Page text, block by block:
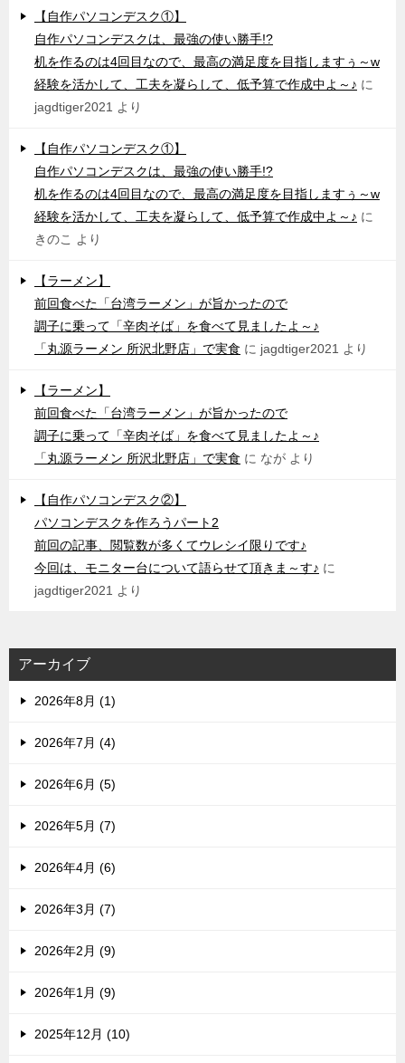
【自作パソコンデスク①】
自作パソコンデスクは、最強の使い勝手!?
机を作るのは4回目なので、最高の満足度を目指しますぅ～w
経験を活かして、工夫を凝らして、低予算で作成中よ～♪ に
jagdtiger2021 より
【自作パソコンデスク①】
自作パソコンデスクは、最強の使い勝手!?
机を作るのは4回目なので、最高の満足度を目指しますぅ～w
経験を活かして、工夫を凝らして、低予算で作成中よ～♪ に
きのこ より
【ラーメン】
前回食べた「台湾ラーメン」が旨かったので
調子に乗って「辛肉そば」を食べて見ましたよ～♪
「丸源ラーメン 所沢北野店」で実食 に jagdtiger2021 より
【ラーメン】
前回食べた「台湾ラーメン」が旨かったので
調子に乗って「辛肉そば」を食べて見ましたよ～♪
「丸源ラーメン 所沢北野店」で実食 に なが より
【自作パソコンデスク②】
パソコンデスクを作ろうパート2
前回の記事、閲覧数が多くてウレシイ限りです♪
今回は、モニター台について語らせて頂きま～す♪ に
jagdtiger2021 より
アーカイブ
2026年8月 (1)
2026年7月 (4)
2026年6月 (5)
2026年5月 (7)
2026年4月 (6)
2026年3月 (7)
2026年2月 (9)
2026年1月 (9)
2025年12月 (10)